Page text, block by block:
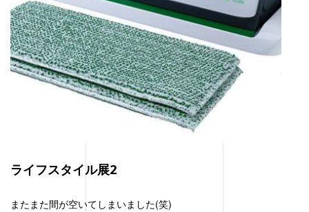
ライフスタイル展2
またまた間が空いてしまいました(笑)